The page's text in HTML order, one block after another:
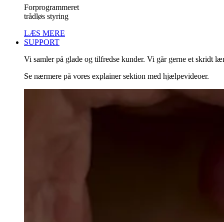
Forprogrammeret
trådløs styring
LÆS MERE
SUPPORT
Vi samler på glade og tilfredse kunder. Vi går gerne et skridt
Se nærmere på vores explainer sektion med hjælpevideoer.